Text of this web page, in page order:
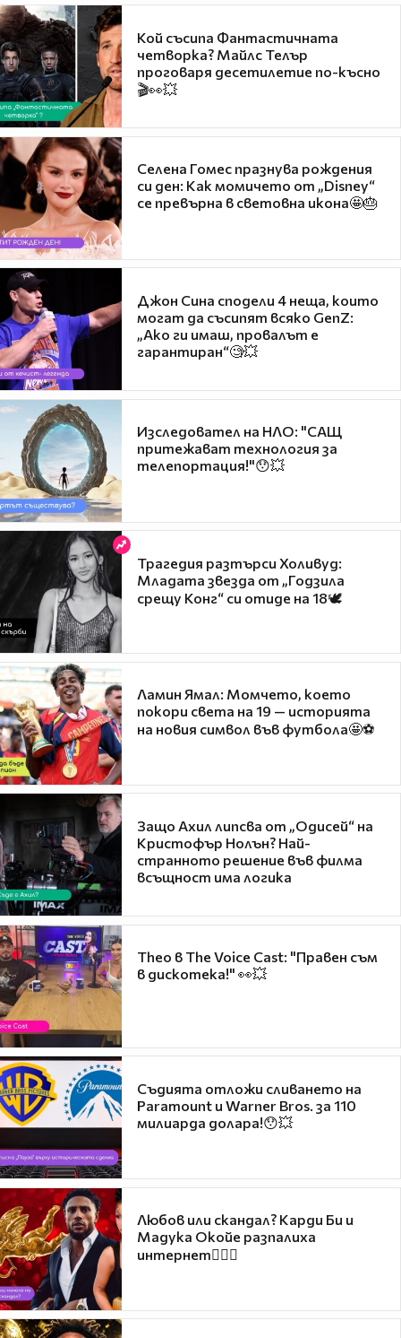
Кой съсипа Фантастичната
четворка? Майлс Телър
проговаря десетилетие по-късно
🎬👀💥
Селена Гомес празнува рождения
си ден: Как момичето от „Disney“
се превърна в световна икона🤩🎂
Джон Сина сподели 4 неща, които
могат да съсипят всяко GenZ:
„Ако ги имаш, провалът е
гарантиран“🧐💥
Изследовател на НЛО: "САЩ
притежават технология за
телепортация!"😯💥
Трагедия разтърси Холивуд:
Младата звезда от „Годзила
срещу Конг“ си отиде на 18🕊️
Ламин Ямал: Момчето, което
покори света на 19 — историята
на новия символ във футбола🤩⚽
Защо Ахил липсва от „Одисей“ на
Кристофър Нолън? Най-
странното решение във филма
всъщност има логика
Theo в The Voice Cast: "Правен съм
в дискотека!" 👀💥
Съдията отложи сливането на
Paramount и Warner Bros. за 110
милиарда долара!😯💥
Любов или скандал? Карди Би и
Мадука Окойе разпалиха
интернет❤️‍🔥🔥